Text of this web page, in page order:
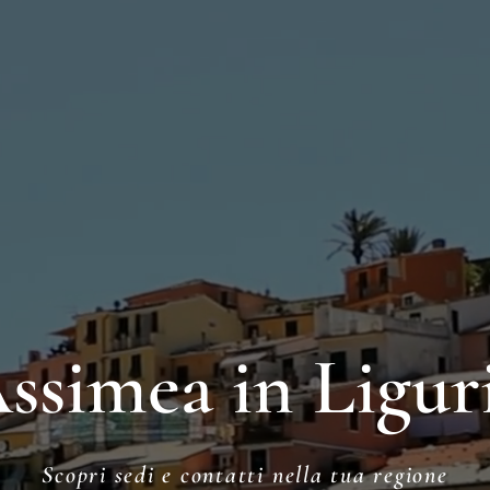
in
Scopri sedi e contatti nella tua regione